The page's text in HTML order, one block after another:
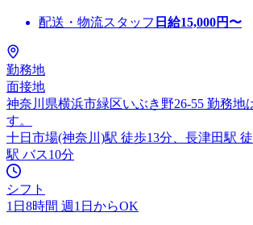
配送・物流スタッフ 日給15,000円〜
勤務地
面接地
神奈川県横浜市緑区いぶき野26-55 勤務地
す。
十日市場(神奈川)駅 徒歩13分、長津田駅
駅 バス10分
シフト
1日8時間 週1日からOK